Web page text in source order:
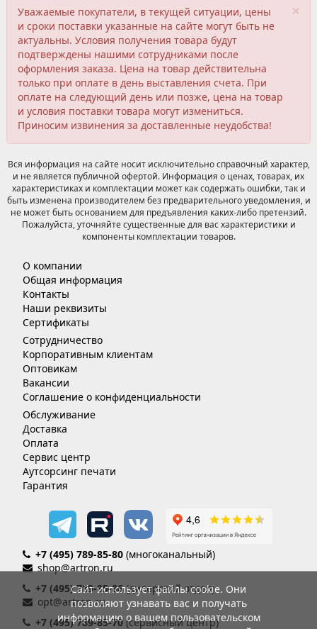
×
Уважаемые покупатели, в текущей ситуации, цены
и сроки поставки указанные на сайте могут быть не
актуальны. Условия получения товара будут
подтверждены нашими сотрудниками после
оформления заказа. Цена на товар действительна
только при оплате в день выставления счета. При
оплате на следующий день или позже, цена на товар
и условия поставки товара могут измениться.
Приносим извинения за доставленные неудобства!
Вся информация на сайте носит исключительно справочный характер,
и не является публичной офертой. Информация о ценах, товарах, их
характеристиках и комплектации может как содержать ошибки, так и
быть изменена производителем без предварительного уведомления, и
не может быть основанием для предъявления каких-либо претензий.
Пожалуйста, уточняйте существенные для вас характеристики и
компоненты комплектации товаров.
О компании
Общая информация
Контакты
Наши реквизиты
Сертификаты
Сотрудничество
Корпоративным клиентам
Оптовикам
Вакансии
Соглашение о конфиденциальности
Обслуживание
Доставка
Оплата
Сервис центр
Аутсорсинг печати
Гарантия
+7 (495) 789-85-80 (многоканальный)
shop@artron.ru
+7 (495) 789-85-86(дилерский отдел)
opt@artron.ru
+7 (495) 789-85-70 (сервисный центр)
Сайт использует файлы cookie. Они
позволяют узнавать вас и получать
информацию о вашем пользовательском